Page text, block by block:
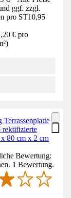
ggf. zzgl.
pro ST10,95
€ pro
)
Terrassenplatte
80 cm x 2 cm
Bewertung:
1 Bewertung.